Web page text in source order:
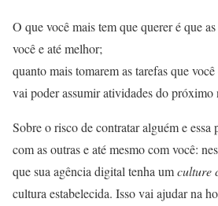
O que você mais tem que querer é que
você e até melhor;
quanto mais tomarem as tarefas que
vai poder assumir atividades do próximo
Sobre o risco de contratar alguém e essa
com as outras e até mesmo com você:
que sua agência digital tenha umculture
cultura estabelecida. Isso vai ajudar na